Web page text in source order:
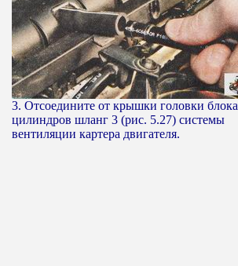
3. Отсоедините от крышки головки блока
цилиндров шланг 3 (рис. 5.27) системы
вентиляции картера двигателя.